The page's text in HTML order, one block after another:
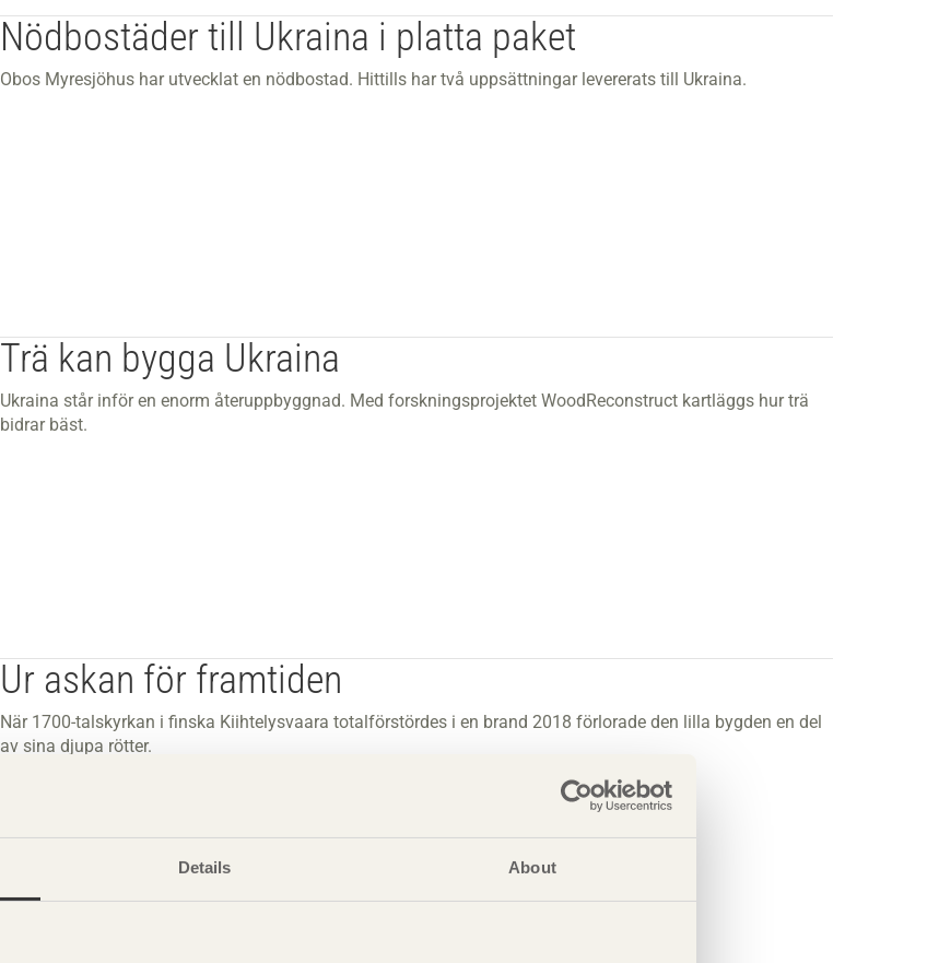
Details About
Nödbostäder till Ukraina i platta paket
Obos Myresjöhus har utvecklat en nödbostad. Hittills har två uppsättningar levererats till Ukraina.
Trä kan bygga Ukraina
Ukraina står inför en enorm återuppbyggnad. Med forskningsprojektet WoodReconstruct kartläggs hur trä
bidrar bäst.
Ur askan för framtiden
När 1700-talskyrkan i finska Kiihtelysvaara totalförstördes i en brand 2018 förlorade den lilla bygden en del
av sina djupa rötter.